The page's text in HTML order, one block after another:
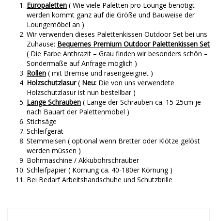
Europaletten ( Wie viele Paletten pro Lounge benötigt
werden kommt ganz auf die Größe und Bauweise der
Loungemöbel an )
Wir verwenden dieses Palettenkissen Outdoor Set bei uns
Zuhause: Bequemes Premium Outdoor Palettenkissen Set
( Die Farbe Anthrazit – Grau finden wir besonders schön –
Sondermaße auf Anfrage möglich )
Rollen ( mit Bremse und rasengeeignet )
Holzschutzlasur( Neu: Die von uns verwendete
Holzschutzlasur ist nun bestellbar )
Lange Schrauben ( Länge der Schrauben ca. 15-25cm je
nach Bauart der Palettenmöbel )
Stichsäge
Schleifgerät
Stemmeisen ( optional wenn Bretter oder Klötze gelöst
werden müssen )
Bohrmaschine / Akkubohrschrauber
Schleifpapier ( Körnung ca. 40-180er Körnung )
Bei Bedarf Arbeitshandschuhe und Schutzbrille